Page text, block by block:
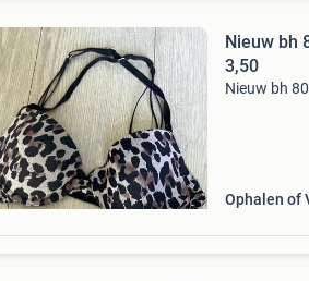
Nieuw bh
3,50
Nieuw bh
Ophalen of